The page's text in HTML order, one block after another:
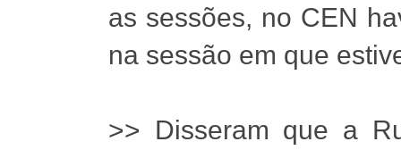
as sessões, no CEN
na sessão em que
>> Disseram que a